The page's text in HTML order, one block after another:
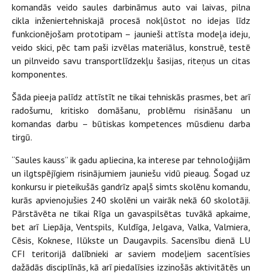
komandās veido saules darbināmus auto vai laivas, pilna
cikla inženiertehniskajā procesā nokļūstot no idejas līdz
funkcionējošam prototipam – jaunieši attīsta modeļa ideju,
veido skici, pēc tam paši izvēlas materiālus, konstruē, testē
un pilnveido savu transportlīdzekļu šasijas, riteņus un citas
komponentes.
Šāda pieeja palīdz attīstīt ne tikai tehniskās prasmes, bet arī
radošumu, kritisko domāšanu, problēmu risināšanu un
komandas darbu – būtiskas kompetences mūsdienu darba
tirgū.
“Saules kauss” ik gadu apliecina, ka interese par tehnoloģijām
un ilgtspējīgiem risinājumiem jauniešu vidū pieaug. Šogad uz
konkursu ir pieteikušās gandrīz apaļš simts skolēnu komandu,
kurās apvienojušies 240 skolēni un vairāk nekā 60 skolotāji.
Pārstāvēta ne tikai Rīga un gavaspilsētas tuvākā apkaime,
bet arī Liepāja, Ventspils, Kuldīga, Jelgava, Valka, Valmiera,
Cēsis, Koknese, Ilūkste un Daugavpils. Sacensību dienā LU
CFI teritorijā dalībnieki ar saviem modeļiem sacentīsies
dažādās disciplīnās, kā arī piedalīsies izzinošās aktivitātēs un